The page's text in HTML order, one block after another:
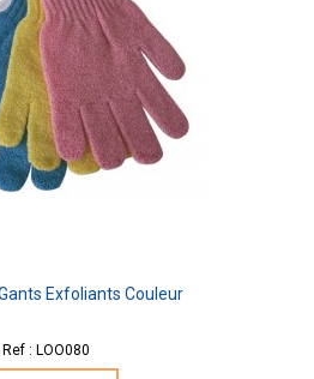
Exfoliants Couleur
Ref : LOO080